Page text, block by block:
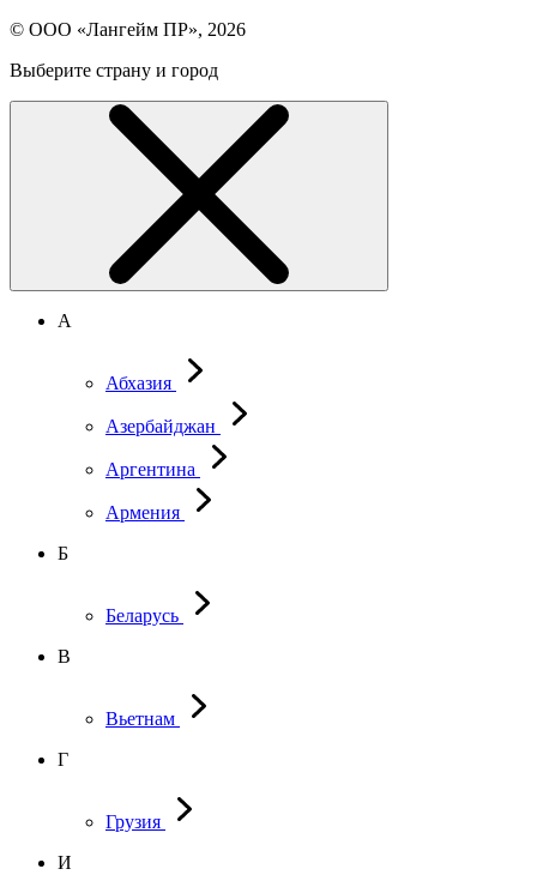
© ООО «Лангейм ПР», 2026
Выберите страну и город
А
Абхазия
Азербайджан
Аргентина
Армения
Б
Беларусь
В
Вьетнам
Г
Грузия
И